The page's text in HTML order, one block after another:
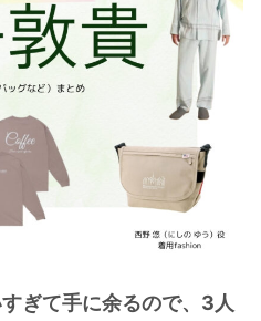
芸能人】
ぎて手に余るので、3人